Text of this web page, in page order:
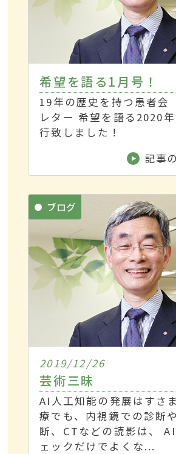
希望を語る1月号！
19年の歴史を持つ患者
レター 希望を語る2020
行致しました！
記事
ブログ
2019/12/26
芸術三昧
AI人工知能の発展はすさ
療でも、内視鏡での診断
断、CTなどの読影は、
ェックだけでよくな...